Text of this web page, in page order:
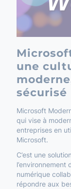
une
sécurisé
Microsoft
qui vise à
entreprises en
Microsoft.
C’est une
numérique
répondre aux